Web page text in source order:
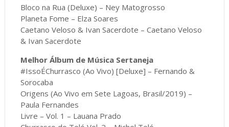
Bloco na Rua (Deluxe) – Ney Matogrosso
Planeta Fome – Elza Soares
Caetano Veloso & Ivan Sacerdote – Caetano Veloso
& Ivan Sacerdote
Melhor Álbum de Música Sertaneja
#IssoÉChurrasco (Ao Vivo) [Deluxe] – Fernando &
Sorocaba
Origens (Ao Vivo em Sete Lagoas, Brasil/2019) –
Paula Fernandes
Livre – Vol. 1 – Lauana Prado